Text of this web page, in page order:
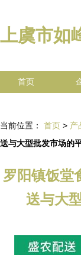
上虞市如
首页
当前位置： 首页 > 产
送与大型批发市场的
罗阳镇饭堂
送与大